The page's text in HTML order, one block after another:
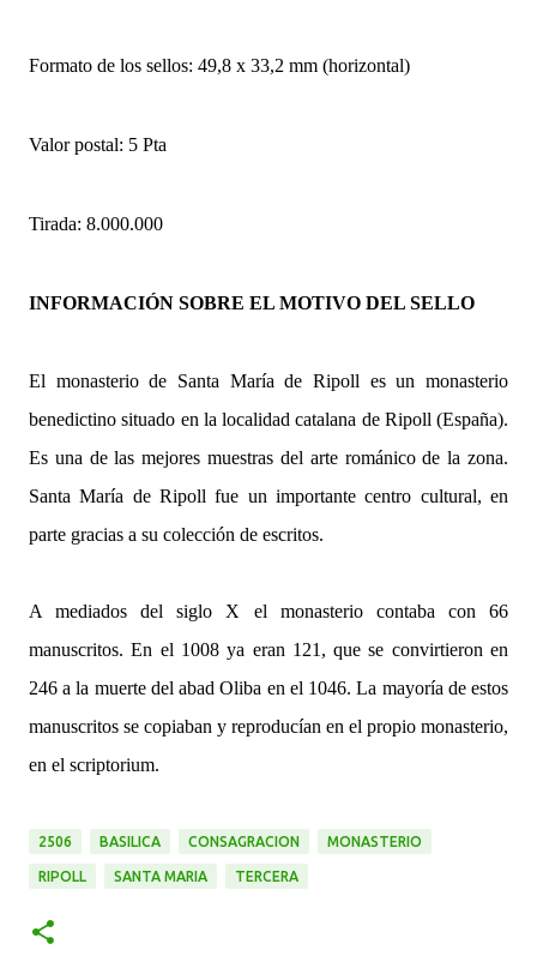
Formato de los sellos: 49,8 x 33,2 mm (horizontal)
Valor postal: 5 Pta
Tirada: 8.000.000
INFORMACIÓN SOBRE EL MOTIVO DEL SELLO
El monasterio de Santa María de Ripoll es un monasterio
benedictino situado en la localidad catalana de Ripoll (España).
Es una de las mejores muestras del arte románico de la zona.
Santa María de Ripoll fue un importante centro cultural, en
parte gracias a su colección de escritos.
A mediados del siglo X el monasterio contaba con 66
manuscritos. En el 1008 ya eran 121, que se convirtieron en
246 a la muerte del abad Oliba en el 1046. La mayoría de estos
manuscritos se copiaban y reproducían en el propio monasterio,
en el scriptorium.
2506 BASILICA CONSAGRACION MONASTERIO
RIPOLL SANTA MARIA TERCERA